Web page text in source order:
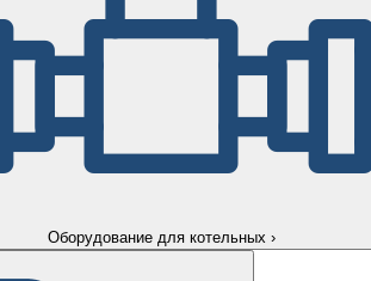
Оборудование для котельных ›